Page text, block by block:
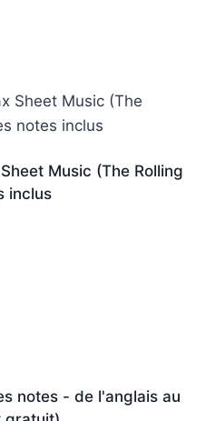
Music (The Rolling
inclus
notes - de l'anglais au